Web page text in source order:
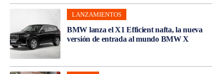
LANZAMIENTOS
BMW lanza el X1 Efficient nafta, la nueva
versión de entrada al mundo BMW X